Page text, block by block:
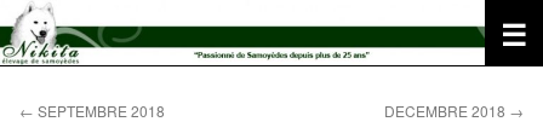
Aller
au
contenu
← SEPTEMBRE 2018 DECEMBRE 2018 →